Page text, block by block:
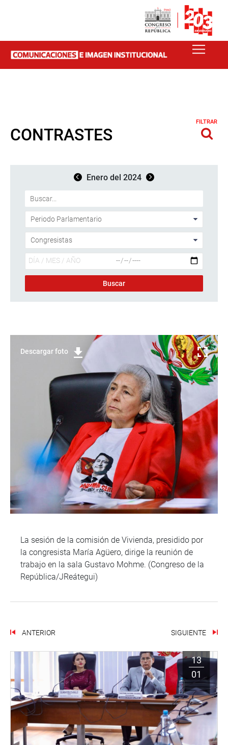
CONTRASTES
FILTRAR
Enero del 2024
Descargar foto
La sesión de la comisión de Vivienda, presidido por
la congresista María Agüero, dirige la reunión de
trabajo en la sala Gustavo Mohme. (Congreso de la
República/JReátegui)
ANTERIOR SIGUIENTE
13
01